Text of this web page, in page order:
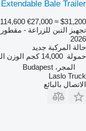
Bale Trailer
€27,000 ≈ $31,200
تجهيز التبن للزراعة -
2026
حالة المركبة جديد
حمولة 14,000 كجم الوزن
المجر، Budapest
Laslo Truck
الاتصال بالبائع